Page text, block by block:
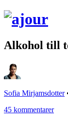
Alkohol till
Sofia Mirjamsdotter
45 kommentarer